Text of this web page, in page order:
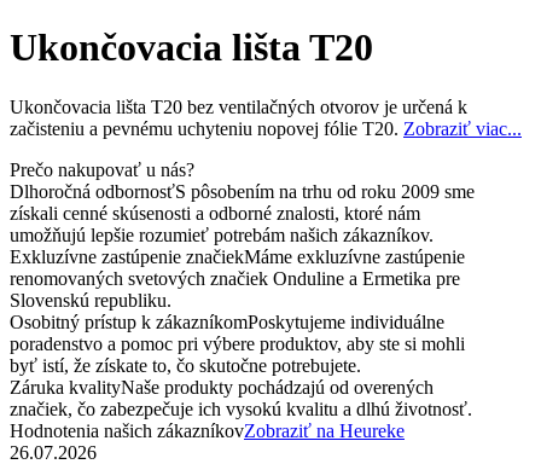
Ukončovacia lišta T20
Ukončovacia lišta T20 bez ventilačných otvorov je určená k
začisteniu a pevnému uchyteniu nopovej fólie T20. Zobraziť viac...
Prečo nakupovať u nás?
Dlhoročná odbornosťS pôsobením na trhu od roku 2009 sme
získali cenné skúsenosti a odborné znalosti, ktoré nám
umožňujú lepšie rozumieť potrebám našich zákazníkov.
Exkluzívne zastúpenie značiekMáme exkluzívne zastúpenie
renomovaných svetových značiek Onduline a Ermetika pre
Slovenskú republiku.
Osobitný prístup k zákazníkomPoskytujeme individuálne
poradenstvo a pomoc pri výbere produktov, aby ste si mohli
byť istí, že získate to, čo skutočne potrebujete.
Záruka kvalityNaše produkty pochádzajú od overených
značiek, čo zabezpečuje ich vysokú kvalitu a dlhú životnosť.
Hodnotenia našich zákazníkovZobraziť na Heureke
26.07.2026